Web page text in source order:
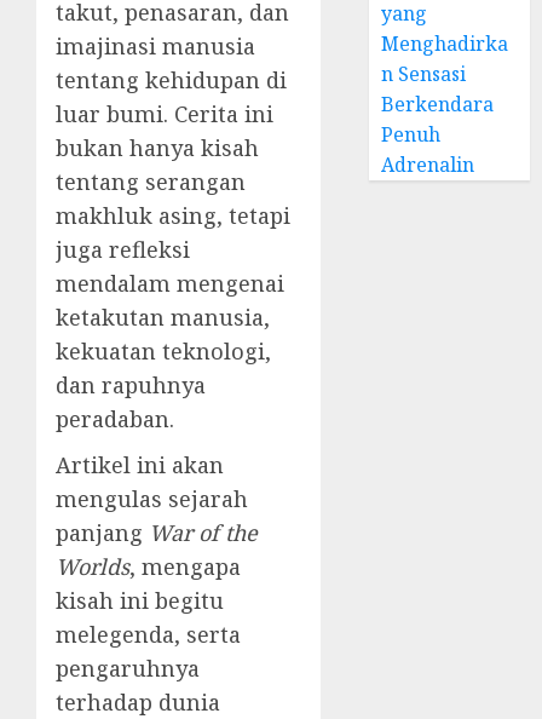
takut, penasaran, dan
imajinasi manusia
tentang kehidupan di
luar bumi. Cerita ini
bukan hanya kisah
tentang serangan
makhluk asing, tetapi
juga refleksi
mendalam mengenai
ketakutan manusia,
kekuatan teknologi,
dan rapuhnya
peradaban.
Artikel ini akan
mengulas sejarah
panjang War of the
Worlds, mengapa
kisah ini begitu
melegenda, serta
pengaruhnya
terhadap dunia
yang
Menghadirka
n Sensasi
Berkendara
Penuh
Adrenalin